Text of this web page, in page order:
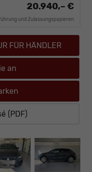
20.940,– €
und Zulassungspapieren
FÜR HÄNDLER
an
(PDF)